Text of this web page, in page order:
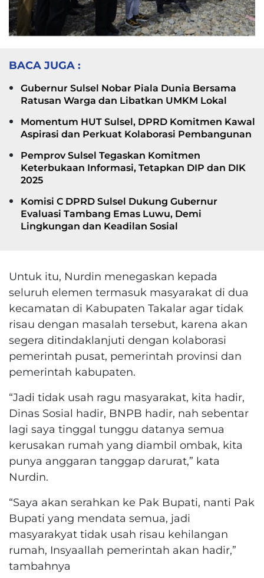
BACA JUGA :
Gubernur Sulsel Nobar Piala Dunia Bersama
Ratusan Warga dan Libatkan UMKM Lokal
Momentum HUT Sulsel, DPRD Komitmen Kawal
Aspirasi dan Perkuat Kolaborasi Pembangunan
Pemprov Sulsel Tegaskan Komitmen
Keterbukaan Informasi, Tetapkan DIP dan DIK
2025
Komisi C DPRD Sulsel Dukung Gubernur
Evaluasi Tambang Emas Luwu, Demi
Lingkungan dan Keadilan Sosial
Untuk itu, Nurdin menegaskan kepada
seluruh elemen termasuk masyarakat di dua
kecamatan di Kabupaten Takalar agar tidak
risau dengan masalah tersebut, karena akan
segera ditindaklanjuti dengan kolaborasi
pemerintah pusat, pemerintah provinsi dan
pemerintah kabupaten.
“Jadi tidak usah ragu masyarakat, kita hadir,
Dinas Sosial hadir, BNPB hadir, nah sebentar
lagi saya tinggal tunggu datanya semua
kerusakan rumah yang diambil ombak, kita
punya anggaran tanggap darurat,” kata
Nurdin.
“Saya akan serahkan ke Pak Bupati, nanti Pak
Bupati yang mendata semua, jadi
masyarakyat tidak usah risau kehilangan
rumah, Insyaallah pemerintah akan hadir,”
tambahnya